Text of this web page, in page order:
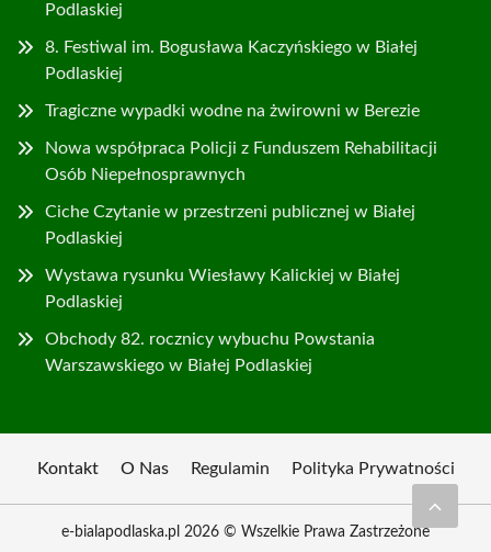
Podlaskiej
8. Festiwal im. Bogusława Kaczyńskiego w Białej
Podlaskiej
Tragiczne wypadki wodne na żwirowni w Berezie
Nowa współpraca Policji z Funduszem Rehabilitacji
Osób Niepełnosprawnych
Ciche Czytanie w przestrzeni publicznej w Białej
Podlaskiej
Wystawa rysunku Wiesławy Kalickiej w Białej
Podlaskiej
Obchody 82. rocznicy wybuchu Powstania
Warszawskiego w Białej Podlaskiej
Kontakt O Nas Regulamin Polityka Prywatności
e-bialapodlaska.pl 2026 © Wszelkie Prawa Zastrzeżone